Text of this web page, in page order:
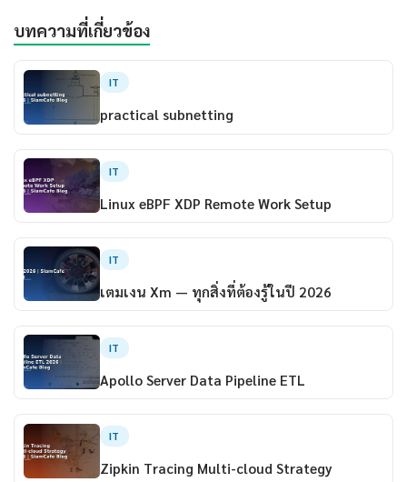
บทความที่เกี่ยวข้อง
IT
practical subnetting
IT
Linux eBPF XDP Remote Work Setup
IT
เตมเงน Xm — ทุกสิ่งที่ต้องรู้ในปี 2026
IT
Apollo Server Data Pipeline ETL
IT
Zipkin Tracing Multi-cloud Strategy